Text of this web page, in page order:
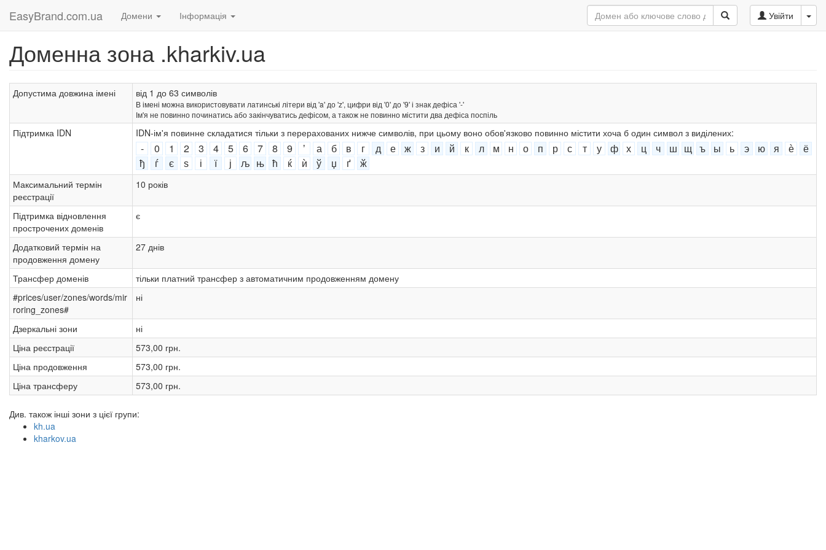
EasyBrand.com.ua Увійти
Домени Інформація
Доменна зона .kharkiv.ua
Допустима довжина імені від 1 до 63 символів
В імені можна використовувати латинські літери від 'a' до 'z', цифри від '0' до '9' і знак дефіса '-'
Ім'я не повинно починатись або закінчуватись дефісом, а також не повинно містити два дефіса поспіль
Підтримка IDN IDN-ім'я повинне складатися тільки з перерахованих нижче символів, при цьому воно обов'язково повинно містити хоча б один символ з виділених:
- 0 1 2 3 4 5 6 7 8 9 ʼ а б в г д е ж з и й к л м н о п р с т у ф х ц ч ш щ ъ ы ь э ю я ѐ
ё
ђ
ѓ є ѕ і ї ј љ њ ћ ќ ѝ ў џ ґ ӂ
Максимальний термін
реєстрації
10 років
Підтримка відновлення
прострочених доменів
є
Додатковий термін на
продовження домену
27 днів
Трансфер доменів
тільки платний трансфер з автоматичним продовженням домену
#prices/user/zones/words/mir
roring_zones#
ні
Дзеркальні зони
ні
Ціна реєстрації
573,00 грн.
Ціна продовження
573,00 грн.
Ціна трансферу
573,00 грн.
Див. також інші зони з цієї групи:
kh.ua
kharkov.ua